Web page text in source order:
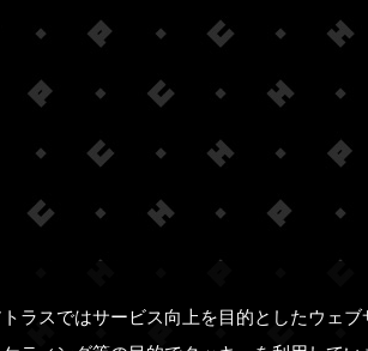
ラスではサービス向上を目的としたウェ